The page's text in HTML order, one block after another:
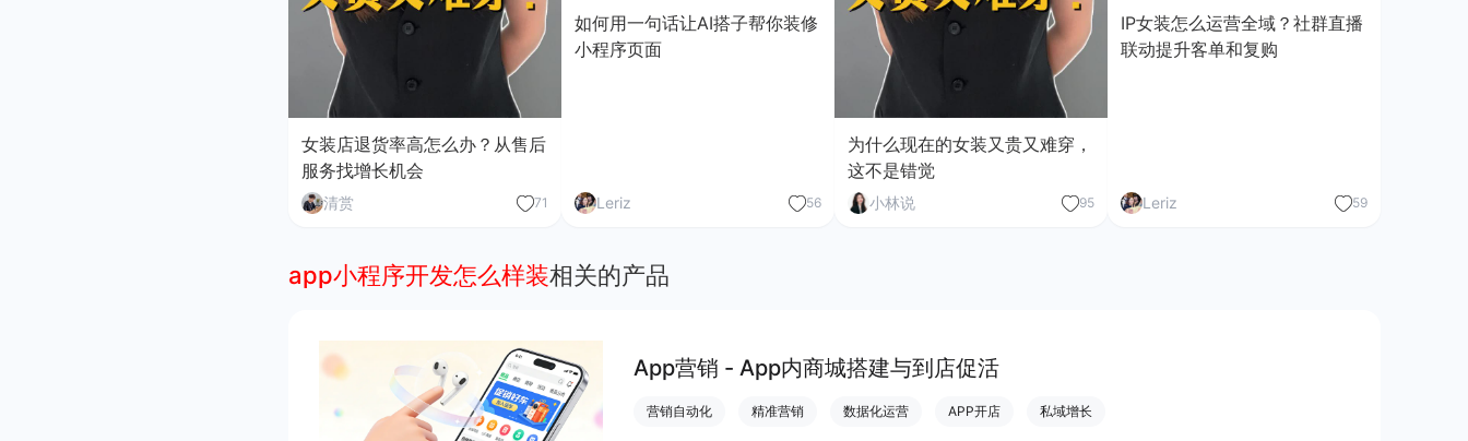
女装店退货率高怎么办？从售后
服务找增长机会
清赏 71
如何用一句话让AI搭子帮你装修
小程序页面
Leriz 56
为什么现在的女装又贵又难穿，
这不是错觉
小林说 95
IP女装怎么运营全域？社群直播
联动提升客单和复购
Leriz 59
app小程序开发怎么样装相关的产品
App营销 - App内商城搭建与到店促活
营销自动化 精准营销 数据化运营 APP开店 私域增长